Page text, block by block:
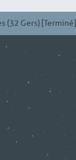
(32 Gers) [Terminé]